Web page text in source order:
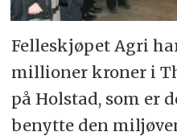
Felleskjøpet Agri
millioner kroner i
på Holstad, som er
benytte den